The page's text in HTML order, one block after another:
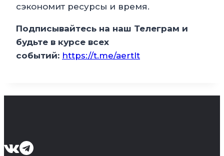
сэкономит ресурсы и время.
Подписывайтесь на наш Телеграм и
будьте в курсе всех
событий: https://t.me/aertlt